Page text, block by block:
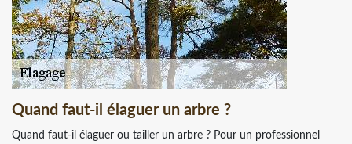
Quand faut-il élaguer un arbre ?
Quand faut-il élaguer ou tailler un arbre ? Pour un professionnel